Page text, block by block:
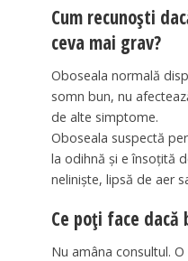
Cum recunoști
ceva mai grav?
Oboseala normală
somn bun, nu
de alte simptome.
Oboseala suspectă
la odihnă și e însoțită
neliniște, lipsă de aer
Ce poți face dacă
Nu amâna consultul.